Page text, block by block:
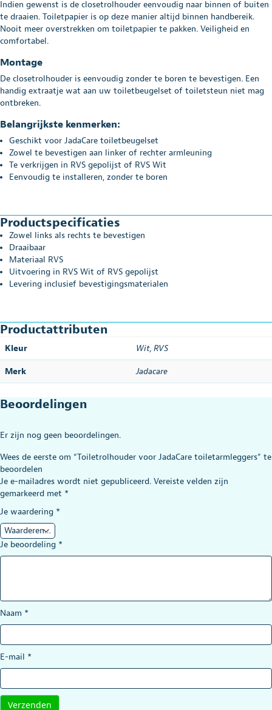
Indien gewenst is de closetrolhouder eenvoudig naar binnen of buiten
te draaien. Toiletpapier is op deze manier altijd binnen handbereik.
Nooit meer overstrekken om toiletpapier te pakken. Veiligheid en
comfortabel.
Montage
De closetrolhouder is eenvoudig zonder te boren te bevestigen. Een
handig extraatje wat aan uw toiletbeugelset of toiletsteun niet mag
ontbreken.
Belangrijkste kenmerken:
Geschikt voor JadaCare toiletbeugelset
Zowel te bevestigen aan linker of rechter armleuning
Te verkrijgen in RVS gepolijst of RVS Wit
Eenvoudig te installeren, zonder te boren
Productspecificaties
Zowel links als rechts te bevestigen
Draaibaar
Materiaal RVS
Uitvoering in RVS Wit of RVS gepolijst
Levering inclusief bevestigingsmaterialen
Productattributen
Kleur Wit, RVS
Merk Jadacare
Beoordelingen
Er zijn nog geen beoordelingen.
Wees de eerste om “Toiletrolhouder voor JadaCare toiletarmleggers” te
beoordelen
Je e-mailadres wordt niet gepubliceerd. Vereiste velden zijn
gemarkeerd met *
Je waardering *
Je beoordeling *
Naam *
E-mail *